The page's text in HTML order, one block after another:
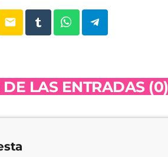
email
LAS ENTRADAS (0)